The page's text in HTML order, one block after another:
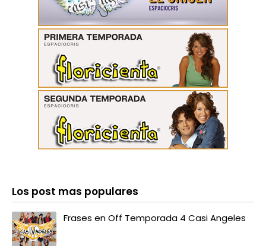
Los post mas populares
Frases en Off Temporada 4 Casi Angeles